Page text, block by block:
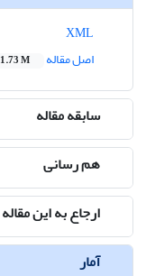
اصل مقاله
1.73 M
سابقه مقاله
هم رسانی
ارجاع به این مقاله
آمار